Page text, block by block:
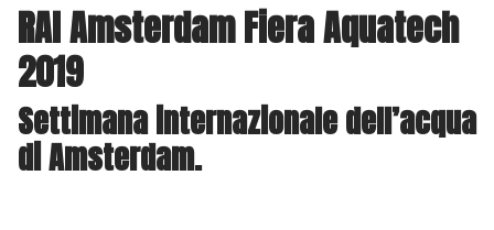
RAI Amsterdam Fiera Aquatech
2019
Settimana internazionale dell’acqua
di Amsterdam.